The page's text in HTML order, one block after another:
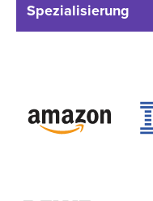
Spezialisierung